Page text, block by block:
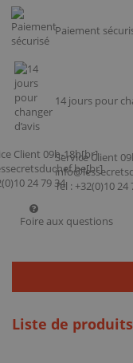
Paiement
14 jours pour
Service Client
Tel : +32(0)10 24
Foire aux questions
Liste de